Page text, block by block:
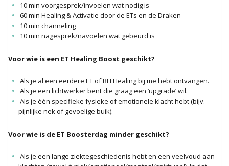
10 min voorgesprek/invoelen wat nodig is
60 min Healing & Activatie door de ETs en de Draken
10 min channeling
10 min nagesprek/navoelen wat gebeurd is
Voor wie is een ET Healing Boost geschikt?
Als je al een eerdere ET of RH Healing bij me hebt ontvangen.
Als je een lichtwerker bent die graag een ‘upgrade’ wil.
Als je één specifieke fysieke of emotionele klacht hebt (bijv.
pijnlijke nek of gevoelige buik).
Voor wie is de ET Boosterdag minder geschikt?
Als je een lange ziektegeschiedenis hebt en een veelvoud aan